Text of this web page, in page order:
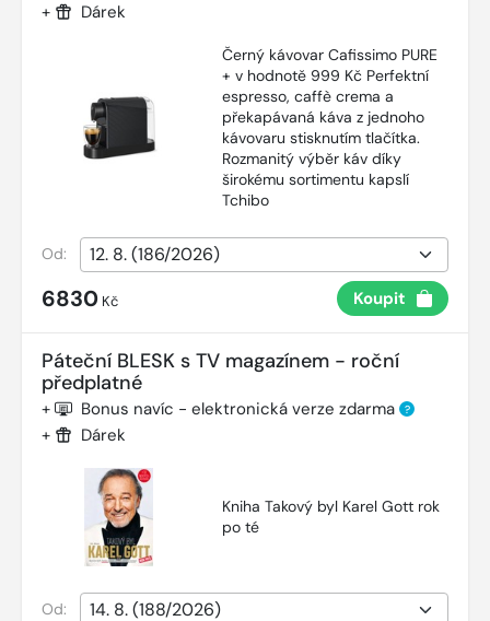
+ Dárek
Černý kávovar Cafissimo PURE
+ v hodnotě 999 Kč Perfektní
espresso, caffè crema a
překapávaná káva z jednoho
kávovaru stisknutím tlačítka.
Rozmanitý výběr káv díky
širokému sortimentu kapslí
Tchibo
Od:
6830 Kč Koupit
Páteční BLESK s TV magazínem - roční
předplatné
+ Bonus navíc - elektronická verze zdarma ?
+ Dárek
Kniha Takový byl Karel Gott rok
po té
Od: